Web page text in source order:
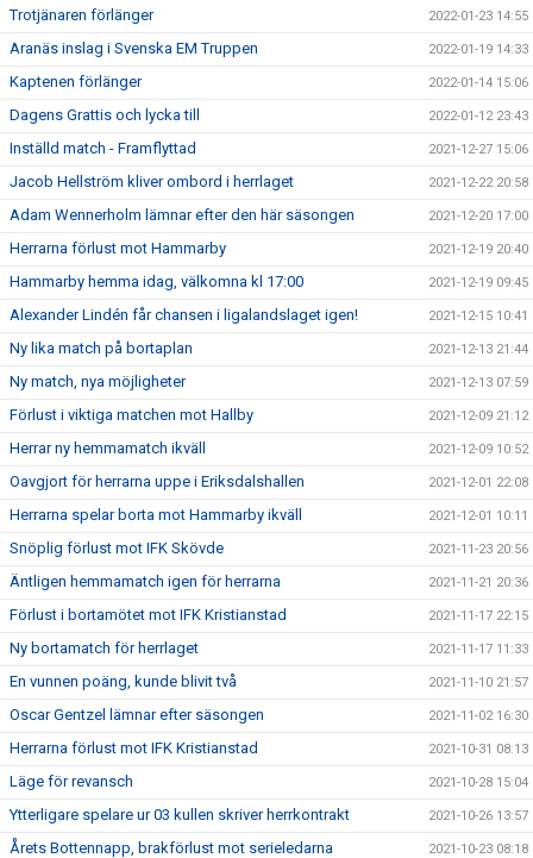
Trotjänaren förlänger 2022-01-23 14:55
Aranäs inslag i Svenska EM Truppen 2022-01-19 14:33
Kaptenen förlänger 2022-01-14 15:06
Dagens Grattis och lycka till 2022-01-12 23:43
Inställd match - Framflyttad 2021-12-27 15:06
Jacob Hellström kliver ombord i herrlaget 2021-12-22 20:58
Adam Wennerholm lämnar efter den här säsongen 2021-12-20 17:00
Herrarna förlust mot Hammarby 2021-12-19 20:40
Hammarby hemma idag, välkomna kl 17:00 2021-12-19 09:45
Alexander Lindén får chansen i ligalandslaget igen! 2021-12-15 10:41
Ny lika match på bortaplan 2021-12-13 21:44
Ny match, nya möjligheter 2021-12-13 07:59
Förlust i viktiga matchen mot Hallby 2021-12-09 21:12
Herrar ny hemmamatch ikväll 2021-12-09 10:52
Oavgjort för herrarna uppe i Eriksdalshallen 2021-12-01 22:08
Herrarna spelar borta mot Hammarby ikväll 2021-12-01 10:11
Snöplig förlust mot IFK Skövde 2021-11-23 20:56
Äntligen hemmamatch igen för herrarna 2021-11-21 20:36
Förlust i bortamötet mot IFK Kristianstad 2021-11-17 22:15
Ny bortamatch för herrlaget 2021-11-17 11:33
En vunnen poäng, kunde blivit två 2021-11-10 21:57
Oscar Gentzel lämnar efter säsongen 2021-11-02 16:30
Herrarna förlust mot IFK Kristianstad 2021-10-31 08:13
Läge för revansch 2021-10-28 15:04
Ytterligare spelare ur 03 kullen skriver herrkontrakt 2021-10-26 13:57
Årets Bottennapp, brakförlust mot serieledarna 2021-10-23 08:18